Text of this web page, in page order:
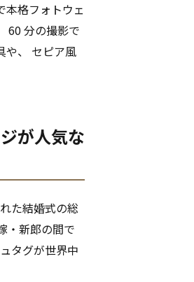
本格フォトウェ
60 分の撮影で
や、 セピア風
が人気な
た結婚式の総
・新郎の間で
タグが世界中